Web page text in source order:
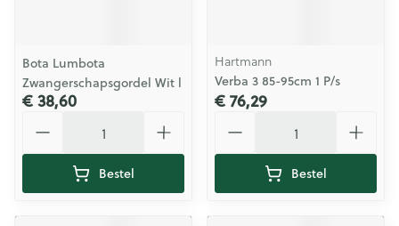
Bota Lumbota
Zwangerschapsgordel Wit l
€ 38,60
Bestel
Hartmann
Verba 3 85-95cm 1 P/s
€ 76,29
Bestel